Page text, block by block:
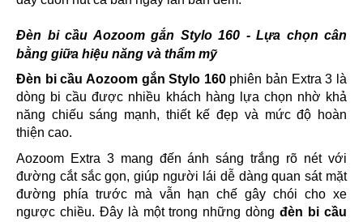
Đèn bi cầu Aozoom gắn Stylo 160 - Lựa chọn cân
bằng giữa hiệu năng và thẩm mỹ
Đèn bi cầu Aozoom gắn Stylo 160phiên bản Extra 3 là
dòng bi cầu được nhiều khách hàng lựa chọn nhờ khả
năng chiếu sáng mạnh, thiết kế đẹp và mức độ hoàn
thiện cao.
Aozoom Extra 3 mang đến ánh sáng trắng rõ nét với
đường cắt sắc gọn, giúp người lái dễ dàng quan sát mặt
đường phía trước mà vẫn hạn chế gây chói cho xe
ngược chiều. Đây là một trong những dòngđèn bi cầu